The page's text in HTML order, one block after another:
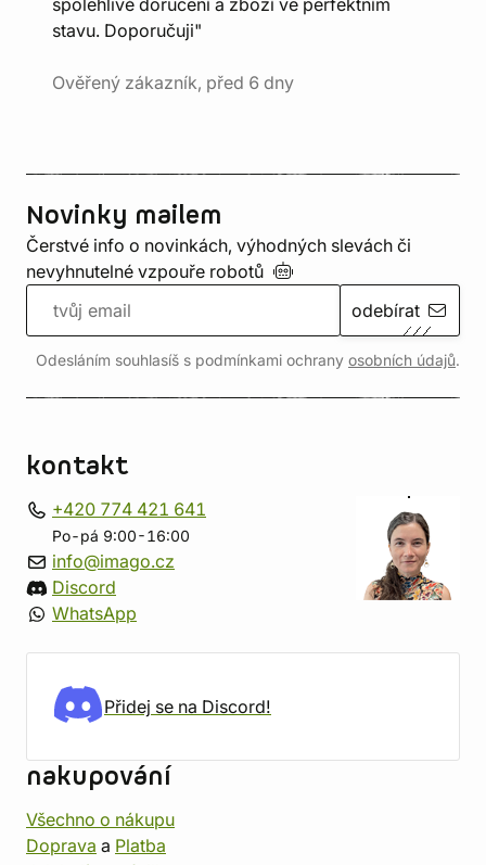
spolehlivé doručení a zboží ve perfektním
stavu. Doporučuji"
Ověřený zákazník, před 6 dny
Novinky mailem
Čerstvé info o novinkách, výhodných slevách či
nevyhnutelné vzpouře robotů
odebírat
Odesláním souhlasíš s podmínkami ochrany osobních údajů.
kontakt
+420 774 421 641
Po-pá 9:00-16:00
info@imago.cz
Discord
WhatsApp
Přidej se na Discord!
nakupování
Všechno o nákupu
Doprava a Platba